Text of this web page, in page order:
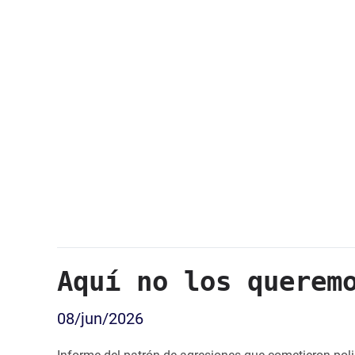
Aquí no los
08/jun/2026